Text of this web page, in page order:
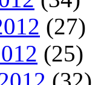
(27)
(25)